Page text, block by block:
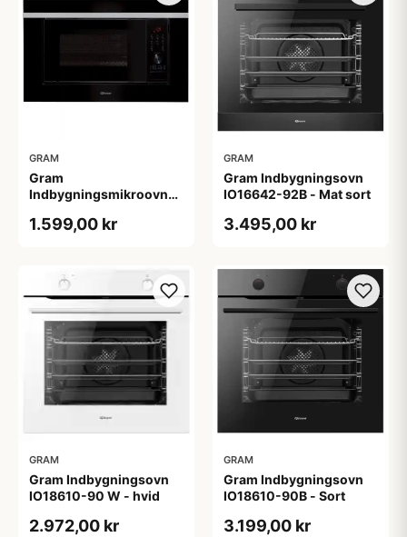
GRAM
Gram
Indbygningsmikroovn
1.599,00 kr
GRAM
Gram Indbygningsovn
IO16642-92B - Mat sort
3.495,00 kr
GRAM
Gram Indbygningsovn
IO18610-90 W - hvid
2.972,00 kr
GRAM
Gram Indbygningsovn
IO18610-90B - Sort
3.199,00 kr